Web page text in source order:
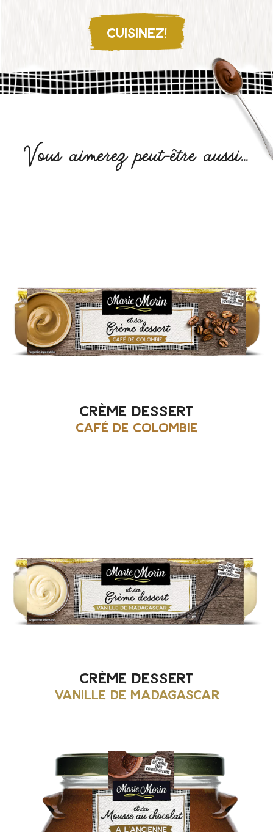
CUISINEZ!
Vous aimerez peut-être aussi...
crème dessert
café de colombie
crème dessert
vanille de madagascar